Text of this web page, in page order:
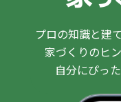
プロの知識と建
家づくりのヒ
自分にぴっ